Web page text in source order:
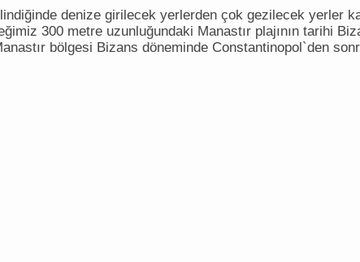
denize girilecek yerlerden çok gezilecek yerler
300 metre uzunluğundaki Manastır plajının tarihi
bölgesi Bizans döneminde Constantinopol`den